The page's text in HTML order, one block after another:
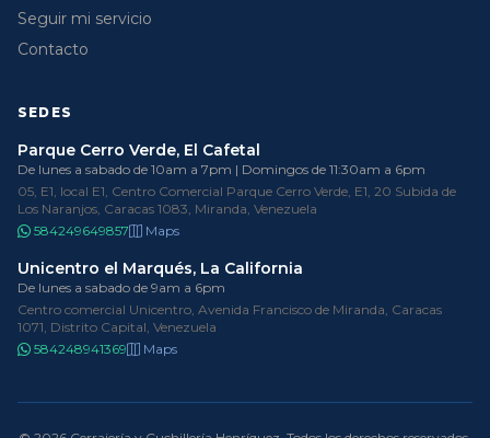
Seguir mi servicio
Contacto
SEDES
Parque Cerro Verde, El Cafetal
De lunes a sabado de 10am a 7pm | Domingos de 11:30am a 6pm
05, E1, local E1, Centro Comercial Parque Cerro Verde, E1, 20 Subida de
Los Naranjos, Caracas 1083, Miranda, Venezuela
584249649857
Maps
Unicentro el Marqués, La California
De lunes a sabado de 9am a 6pm
Centro comercial Unicentro, Avenida Francisco de Miranda, Caracas
1071, Distrito Capital, Venezuela
584248941369
Maps